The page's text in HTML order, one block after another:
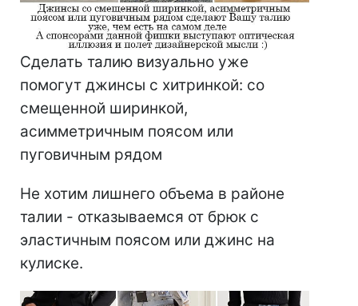
Сделать талию визуально уже
помогут джинсы с хитринкой: со
смещенной ширинкой,
асимметричным поясом или
пуговичным рядом
Не хотим лишнего объема в районе
талии - отказываемся от брюк с
эластичным поясом или джинс на
кулиске.